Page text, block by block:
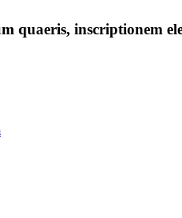
quaeris, inscriptionem